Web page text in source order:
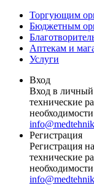
Торгующим
Бюджетным
Аптекам и
Услуги
Вход
Вход в личный
технические
Регистрация
Регистрация
технические